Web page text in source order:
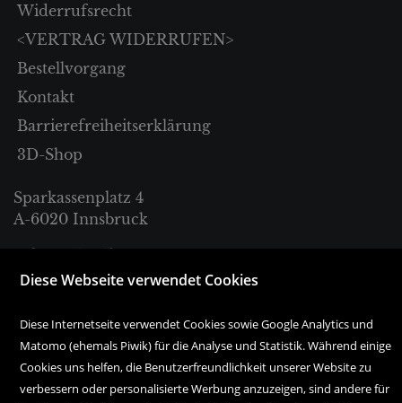
Widerrufsrecht
<VERTRAG WIDERRUFEN>
Bestellvorgang
Kontakt
Barrierefreiheitserklärung
3D-Shop
Sparkassenplatz 4
A-6020 Innsbruck
Montag bis Freitag:
10.00 Uhr bis 18.00 Uhr
Diese Webseite verwendet Cookies
Diese Internetseite verwendet Cookies sowie Google Analytics und
Matomo (ehemals Piwik) für die Analyse und Statistik. Während einige
Cookies uns helfen, die Benutzerfreundlichkeit unserer Website zu
verbessern oder personalisierte Werbung anzuzeigen, sind andere für